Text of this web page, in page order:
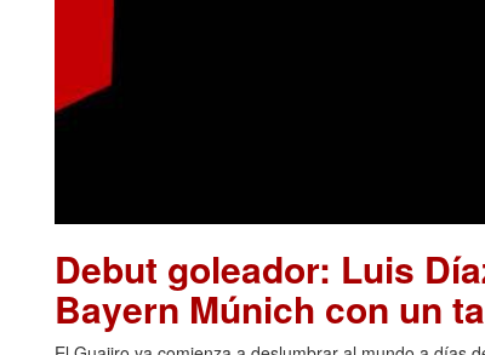
Debut goleador: Luis
Bayern Múnich con un